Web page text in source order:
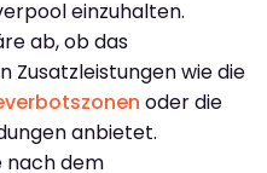
einzuhalten.
ab, ob das
wie die
oder die
anbietet.
nach dem